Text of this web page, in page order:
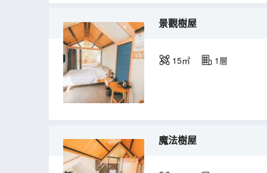
景觀樹屋
15㎡ 1層
魔法樹屋